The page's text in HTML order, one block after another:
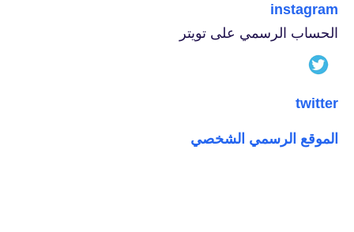
instagram
الحساب الرسمي على تويتر
twitter
الموقع الرسمي الشخصي